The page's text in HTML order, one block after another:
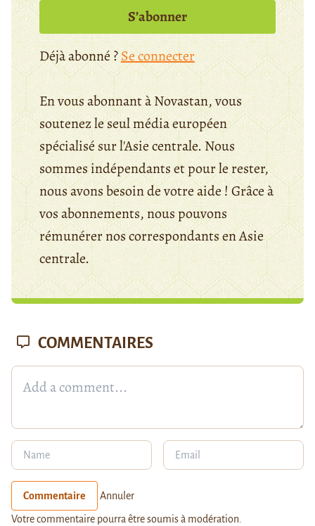
S’abonner
Déjà abonné ?Se connecter
En vous abonnant à Novastan, vous
soutenez le seul média européen
spécialisé sur l'Asie centrale. Nous
sommes indépendants et pour le rester,
nous avons besoin de votre aide ! Grâce à
vos abonnements, nous pouvons
rémunérer nos correspondants en Asie
centrale.
COMMENTAIRES
Commentaire Annuler
Votre commentaire pourra être soumis à modération.